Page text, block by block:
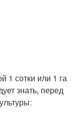
1 сотки или 1 га
знать, перед